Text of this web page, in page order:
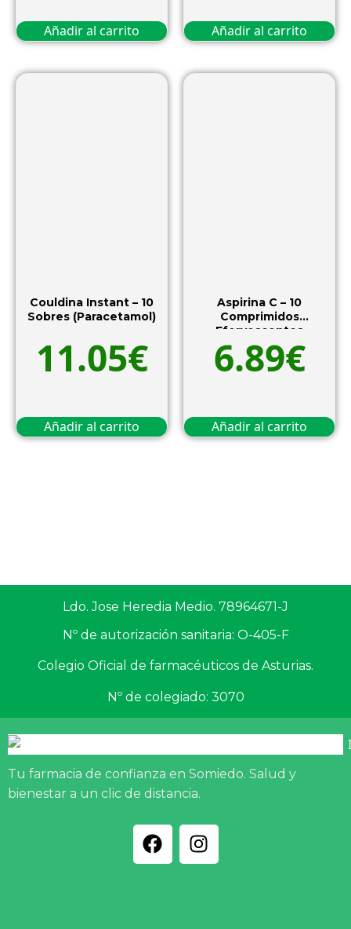
Añadir al carrito Añadir al carrito
Couldina Instant – 10
Sobres (Paracetamol)
11.05€
Añadir al carrito
Aspirina C – 10
Comprimidos
Efervescentes
6.89€
Añadir al carrito
Ldo. Jose Heredia Medio. 78964671-J
Nº de autorización sanitaria: O-405-F
Colegio Oficial de farmacéuticos de Asturias.
Nº de colegiado: 3070
Tu farmacia de confianza en Somiedo. Salud y
bienestar a un clic de distancia.